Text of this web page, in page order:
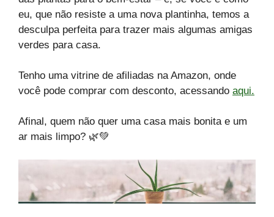
eu, que não resiste a uma nova plantinha, temos a
desculpa perfeita para trazer mais algumas amigas
verdes para casa.
Tenho uma vitrine de afiliadas na Amazon, onde
você pode comprar com desconto, acessando aqui.
Afinal, quem não quer uma casa mais bonita e um
ar mais limpo? 🌿💚